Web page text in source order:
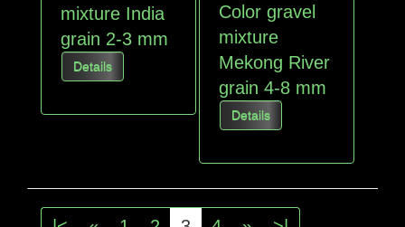
mixture India
grain 2-3 mm
Details
Color gravel
mixture
Mekong River
grain 4-8 mm
Details